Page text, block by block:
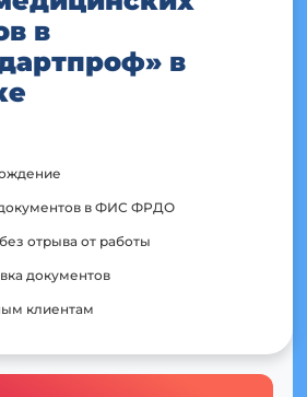
в
в
документов в ФИС ФРДО
отрыва от работы
документов
клиентам